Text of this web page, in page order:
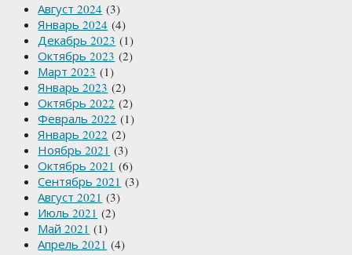
Август 2024 (3)
Январь 2024 (4)
Декабрь 2023 (1)
Октябрь 2023 (2)
Март 2023 (1)
Январь 2023 (2)
Октябрь 2022 (2)
Февраль 2022 (1)
Январь 2022 (2)
Ноябрь 2021 (3)
Октябрь 2021 (6)
Сентябрь 2021 (3)
Август 2021 (3)
Июль 2021 (2)
Май 2021 (1)
Апрель 2021 (4)